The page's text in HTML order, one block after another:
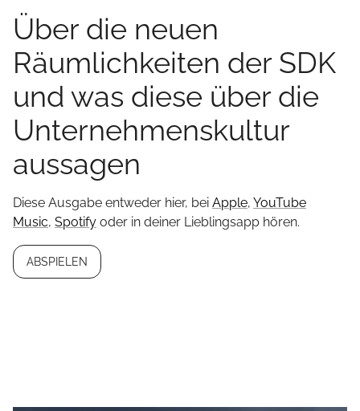
Über die neuen
Räumlichkeiten der SDK
und was diese über die
Unternehmenskultur
aussagen
Diese Ausgabe entweder hier, bei Apple, YouTube
Music, Spotify oder in deiner Lieblingsapp hören.
ABSPIELEN